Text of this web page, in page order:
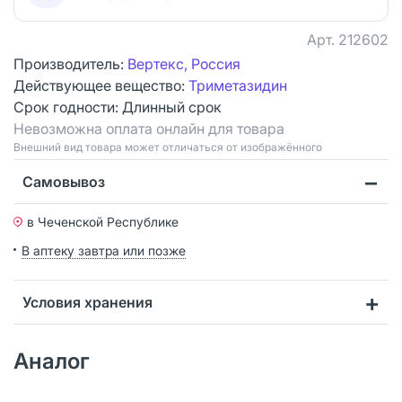
Арт. 212602
Производитель: Вертекс, Россия
Действующее вещество: Триметазидин
Срок годности: Длинный срок
Невозможна оплата онлайн для товара
Bнешний вид товара может отличаться от изображённого
Самовывоз
в Чеченской Республике
В аптеку завтра или позже
Условия хранения
Аналог